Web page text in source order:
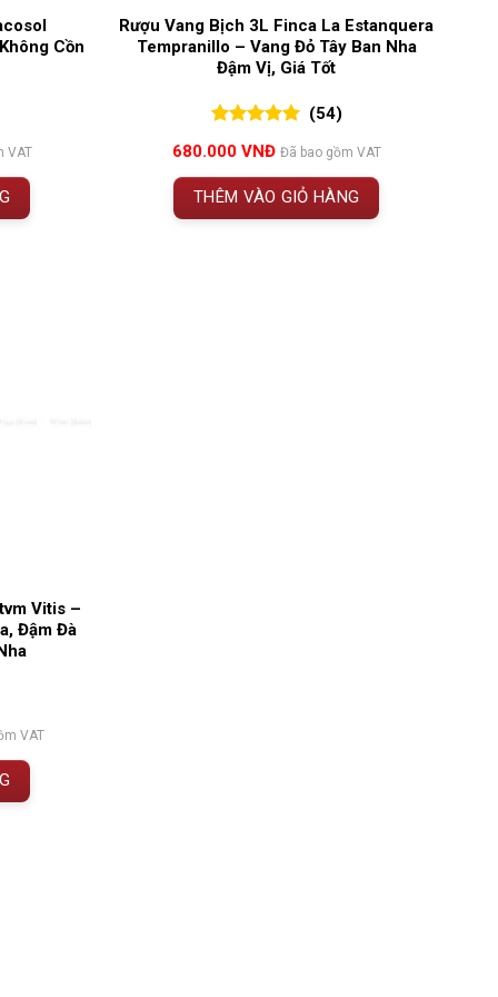
Cồn
VAT
Rượu Vang Bịch 3L Finca La Estanquera
Tempranillo – Vang Đỏ Tây Ban Nha
Đậm Vị, Giá Tốt
đánh giá
(54)
680.000 VNĐ Đã bao gồm VAT
THÊM VÀO GIỎ HÀNG
Vitis –
Đậm Đà
VAT